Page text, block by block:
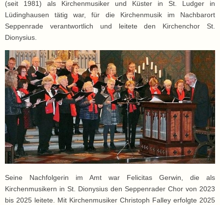
(seit 1981) als Kirchenmusiker und Küster in St. Ludger in
Lüdinghausen tätig war, für die Kirchenmusik im Nachbarort
Seppenrade verantwortlich und leitete den Kirchenchor St.
Dionysius.
Seine Nachfolgerin im Amt war Felicitas Gerwin, die als
Kirchenmusikern in St. Dionysius den Seppenrader Chor von 2023
bis 2025 leitete. Mit Kirchenmusiker Christoph Falley erfolgte 2025